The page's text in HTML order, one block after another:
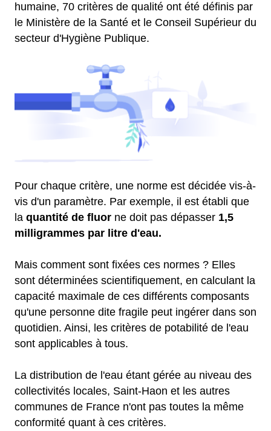
humaine, 70 critères de qualité ont été définis par
le Ministère de la Santé et le Conseil Supérieur du
secteur d'Hygiène Publique.
Pour chaque critère, une norme est décidée vis-à-
vis d'un paramètre. Par exemple, il est établi que
la quantité de fluor ne doit pas dépasser 1,5
milligrammes par litre d'eau.
Mais comment sont fixées ces normes ? Elles
sont déterminées scientifiquement, en calculant la
capacité maximale de ces différents composants
qu'une personne dite fragile peut ingérer dans son
quotidien. Ainsi, les critères de potabilité de l'eau
sont applicables à tous.
La distribution de l'eau étant gérée au niveau des
collectivités locales, Saint-Haon et les autres
communes de France n'ont pas toutes la même
conformité quant à ces critères.